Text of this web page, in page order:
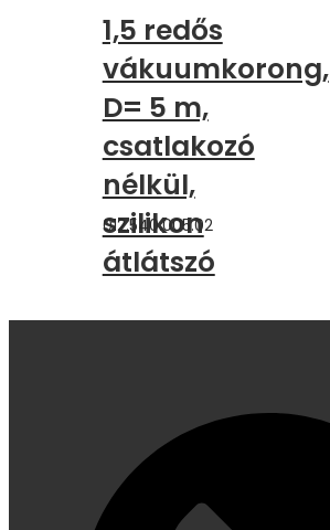
1,5 redős
vákuumkorong,
D= 5 m,
csatlakozó
nélkül,
szilikon
átlátszó
012.540.005.02